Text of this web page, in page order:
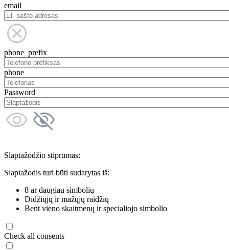
email
phone_prefix
phone
Password
Slaptažodžio stiprumas:
Slaptažodis turi būti sudarytas iš:
8 ar daugiau simbolių
Didžiųjų ir mažųjų raidžių
Bent vieno skaitmenų ir specialiojo simbolio
Check all consents